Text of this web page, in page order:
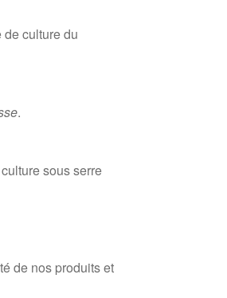
culture du
.
sous serre
de nos produits et